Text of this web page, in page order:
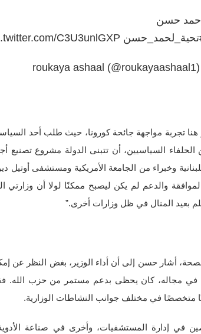
حمد حسن
C3U3unlGXP
تجربة مواجهة جائحة كورونا، حيث طلب أحد
السياسيين، أن تتبنى الدولة مشروع تصنيع
وخبراء من الجامعة الأمريكية ومستشفى
والدعم لم يكن ليصبح ممكنًا لولا أن وزارتي
بعيد المنال في ظل وزارات أخرى.”
أشار حسن إلى أن أداء الوزير، بغض النظر عن
في مجاله، كان يحظى بدعم مستمر من حزب
متخصصًا في مختلف جوانب النشاطات الوزارية.
في إدارة المستشفيات، وأخرى في صناعة